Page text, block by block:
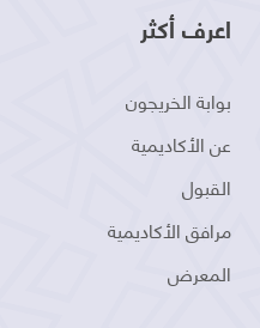
اعرف أكثر
بوابة الخريجون
عن الأكاديمية
القبول
مرافق الأكاديمية
المعرض